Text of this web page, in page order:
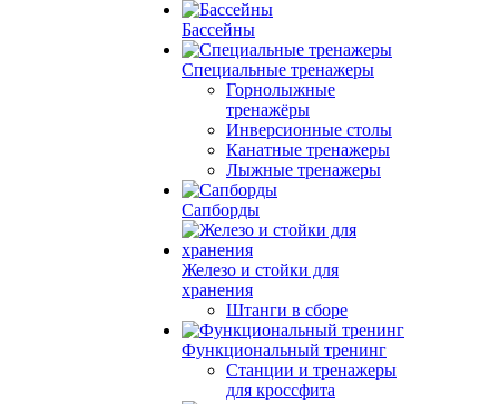
Бассейны
Специальные тренажеры
Горнолыжные
тренажёры
Инверсионные столы
Канатные тренажеры
Лыжные тренажеры
Сапборды
Железо и стойки для
хранения
Штанги в сборе
Функциональный тренинг
Станции и тренажеры
для кроссфита